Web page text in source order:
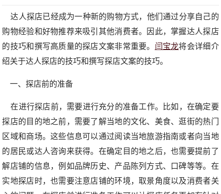
达人探店已经成为一种新的购物方式，他们通过分享自己的
购物经验和好物推荐来吸引其他消费者。因此，掌握达人探店
的技巧和撰写高质量的探店文案非常重要。 闫宝龙将会详细介
绍关于达人探店的技巧和撰写探店文案的技巧。
一、探店前的准备
在进行探店前，需要进行充分的准备工作。比如，在确定要
探店的目的地之前，需要了解当地的文化、美食、逛街的热门
区域和商场。这些信息可以通过阅读当地旅游指南或者向当地
的居民或达人咨询来获得。在确定目的地之后，也需要提前了
解店铺的信息，例如品牌历史、产品陈列方式、口碑等等。在
实地探店时，也需要注意店铺的环境，取景角度以及消费者关